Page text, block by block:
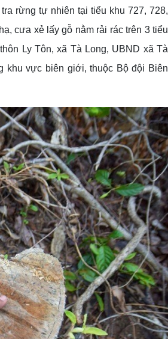
rừng tự nhiên tại tiểu khu 727, 728,
cưa xẻ lấy gỗ nằm rải rác trên 3 tiểu
Ly Tôn, xã Tà Long, UBND xã Tà
khu vực biên giới, thuộc Bộ đội Biên